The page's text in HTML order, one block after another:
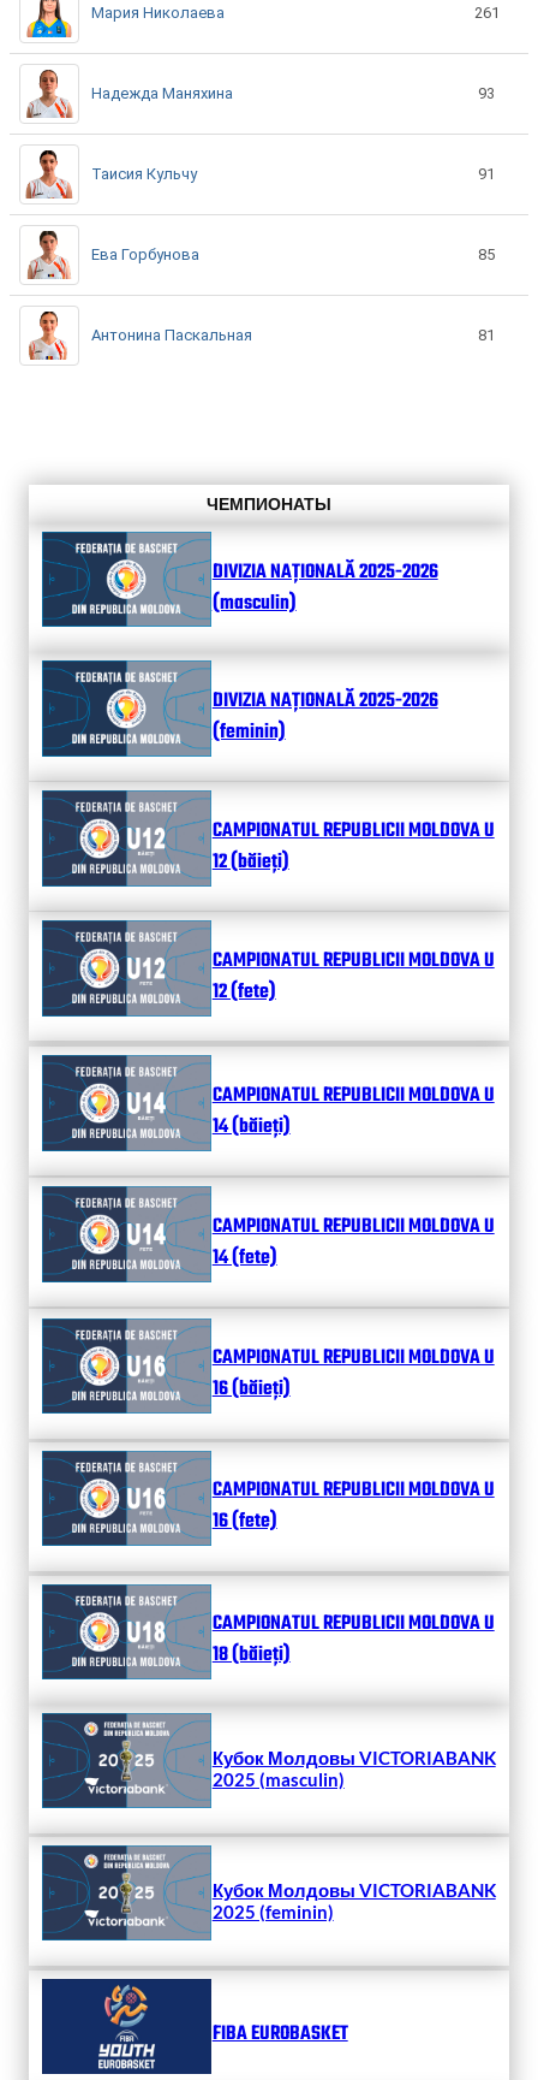
Мария Николаева 261
Надежда Маняхина 93
Таисия Кульчу 91
Ева Горбунова 85
Антонина Паскальная 81
ЧЕМПИОНАТЫ
DIVIZIA NAȚIONALĂ 2025-2026
(masculin)
DIVIZIA NAȚIONALĂ 2025-2026
(feminin)
CAMPIONATUL REPUBLICII MOLDOVA U
12 (băieți)
CAMPIONATUL REPUBLICII MOLDOVA U
12 (fete)
CAMPIONATUL REPUBLICII MOLDOVA U
14 (băieți)
CAMPIONATUL REPUBLICII MOLDOVA U
14 (fete)
CAMPIONATUL REPUBLICII MOLDOVA U
16 (băieți)
CAMPIONATUL REPUBLICII MOLDOVA U
16 (fete)
CAMPIONATUL REPUBLICII MOLDOVA U
18 (băieți)
Кубок Молдовы VICTORIABANK
2025 (masculin)
Кубок Молдовы VICTORIABANK
2025 (feminin)
FIBA EUROBASKET